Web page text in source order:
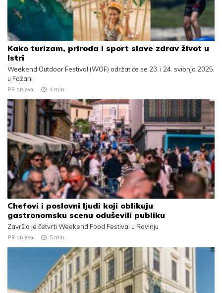
Kako turizam, priroda i sport slave zdrav život u
Istri
Weekend Outdoor Festival (WOF) održat će se 23. i 24. svibnja 2025.
u Fažani
PR objava 4 min
Chefovi i poslovni ljudi koji oblikuju
gastronomsku scenu oduševili publiku
Završio je četvrti Weekend Food Festival u Rovinju
PR objava 5 min